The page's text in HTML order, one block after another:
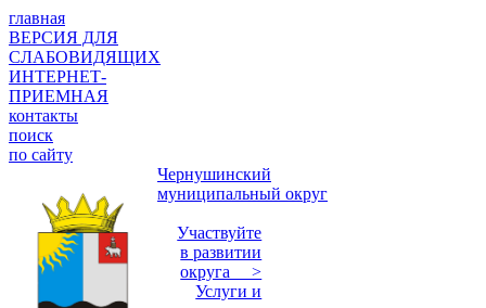
главная
ВЕРСИЯ ДЛЯ
СЛАБОВИДЯЩИХ
ИНТЕРНЕТ-
ПРИЕМНАЯ
контакты
поиск
по сайту
Чернушинский
муниципальный округ
Участвуйте
в развитии
округа >
Услуги и